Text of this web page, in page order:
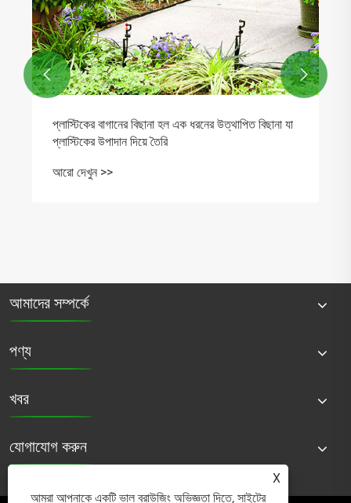
প্লাস্টিকের বাগানের বিছানা হল এক ধরনের উত্থাপিত বিছানা যা
প্লাস্টিকের উপাদান দিয়ে তৈরি
আরো দেখুন >>
 
আমাদের সম্পর্কে
পণ্য
খবর
যোগাযোগ করুন
X
আমরা আপনাকে একটি ভাল ব্রাউজিং অভিজ্ঞতা দিতে, সাইটের